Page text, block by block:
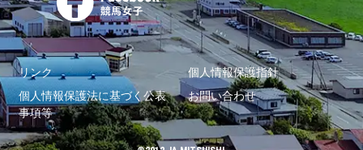
リンク
個人情報保護指針
個人情報保護法に基づく公表
事項等
お問い合わせ